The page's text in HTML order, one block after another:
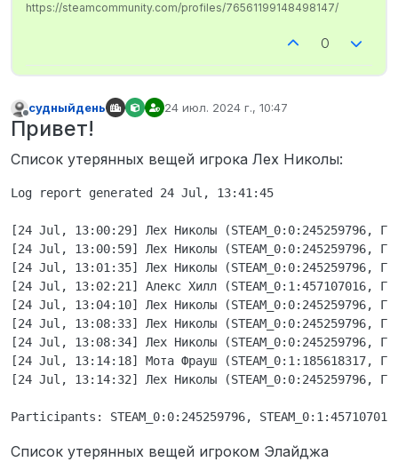
https://steamcommunity.com/profiles/76561199148498147/
0
судныйдень 24 июл. 2024 г., 10:47
отредактировано
Привет!
Список утерянных вещей игрока Лех Николы:
Log report generated 24 Jul, 13:41:45
[24 Jul, 13:00:29] Лех Николы (STEAM_0:0:245259796,
[24 Jul, 13:00:59] Лех Николы (STEAM_0:0:245259796,
[24 Jul, 13:01:35] Лех Николы (STEAM_0:0:245259796,
[24 Jul, 13:02:21] Алекс Хилл (STEAM_0:1:457107016,
[24 Jul, 13:04:10] Лех Николы (STEAM_0:0:245259796,
[24 Jul, 13:08:33] Лех Николы (STEAM_0:0:245259796,
[24 Jul, 13:08:34] Лех Николы (STEAM_0:0:245259796,
[24 Jul, 13:14:18] Мота Фрауш (STEAM_0:1:185618317,
[24 Jul, 13:14:32] Лех Николы (STEAM_0:0:245259796,
Список утерянных вещей игроком Элайджа